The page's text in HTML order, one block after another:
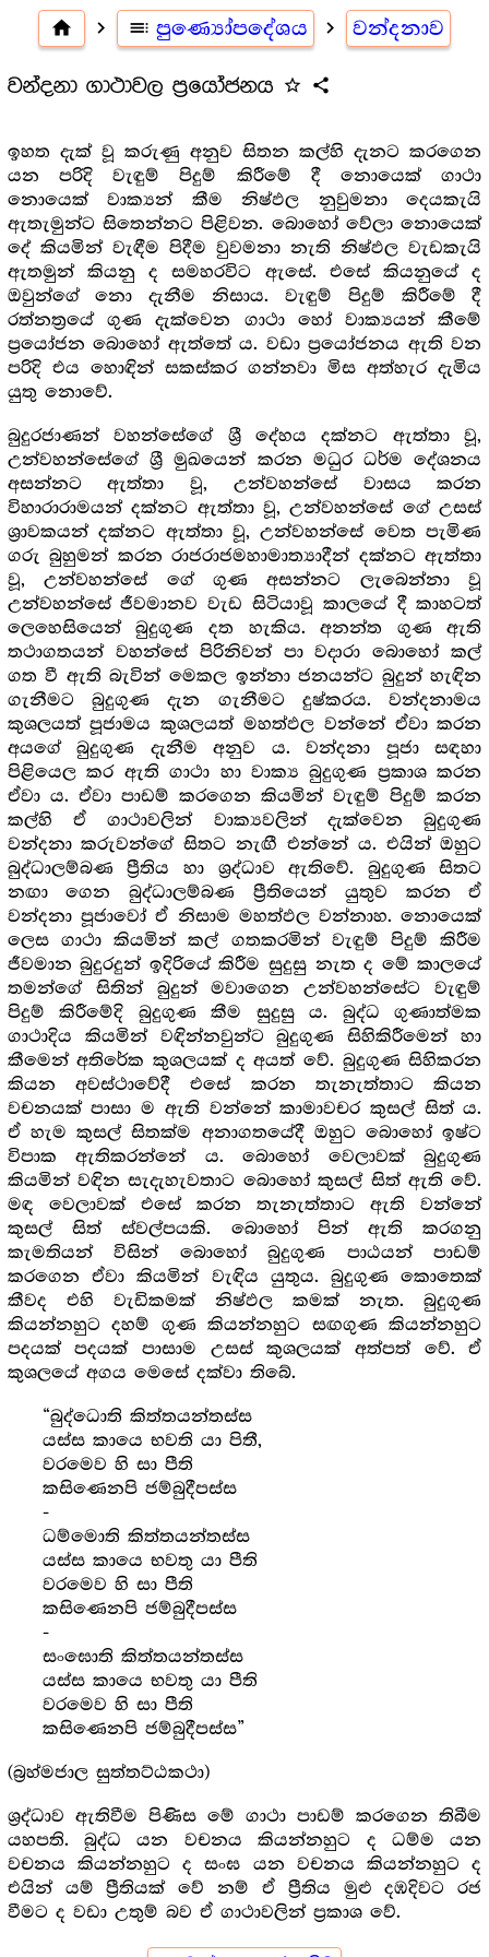
home navigate_next toc පුණ්‍යෝපදේශය navigate_next වන්දනාව
වන්දනා ගාථාවල ප්‍රයෝජනය star_outline share
ඉහත දැක් වූ කරුණු අනුව සිතන කල්හි දැනට කරගෙන
යන පරිදි වැඳුම් පිදුම් කිරීමේ දී නොයෙක් ගාථා
නොයෙක් වාක්‍යන් කීම නිෂ්ඵල නුවුමනා දෙයකැයි
ඇතැමුන්ට සිතෙන්නට පිළිවන. බොහෝ වේලා නොයෙක්
දේ කියමින් වැඳීම පිදීම වුවමනා නැති නිෂ්ඵල වැඩකැයි
ඇතමුන් කියනු ද සමහරවිට ඇසේ. එසේ කියනුයේ ද
ඔවුන්ගේ නො දැනීම නිසාය. වැඳුම් පිදුම් කිරීමේ දී
රත්නත්‍රයේ ගුණ දැක්වෙන ගාථා හෝ වාක්‍යයන් කීමේ
ප්‍රයෝජන බොහෝ ඇත්තේ ය. වඩා ප්‍රයෝජනය ඇති වන
පරිදි එය හොඳින් සකස්කර ගන්නවා මිස අත්හැර දැමිය
යුතු නොවේ.
බුදුරජාණන් වහන්සේගේ ශ්‍රී දේහය දක්නට ඇත්තා වූ,
උන්වහන්සේගේ ශ්‍රී මුඛයෙන් කරන මධුර ධර්ම දේශනය
අසන්නට ඇත්තා වූ, උන්වහන්සේ වාසය කරන
විහාරාරාමයන් දක්නට ඇත්තා වූ, උන්වහන්සේ ගේ උසස්
ශ්‍රාවකයන් දක්නට ඇත්තා වූ, උන්වහන්සේ වෙත පැමිණ
ගරු බුහුමන් කරන රාජරාජමහාමාත්‍යාදීන් දක්නට ඇත්තා
වූ, උන්වහන්සේ ගේ ගුණ අසන්නට ලැබෙන්නා වූ
උන්වහන්සේ ජීවමානව වැඩ සිටියාවූ කාලයේ දී කාහටත්
ලෙහෙසියෙන් බුදුගුණ දත හැකිය. අනන්ත ගුණ ඇති
තථාගතයන් වහන්සේ පිරිනිවන් පා වදාරා බොහෝ කල්
ගත වී ඇති බැවින් මෙකල ඉන්නා ජනයන්ට බුදුන් හැඳින
ගැනීමට බුදුගුණ දැන ගැනීමට දුෂ්කරය. වන්දනාමය
කුශලයත් පූජාමය කුශලයත් මහත්ඵල වන්නේ ඒවා කරන
අයගේ බුදුගුණ දැනීම අනුව ය. වන්දනා පූජා සඳහා
පිළියෙල කර ඇති ගාථා හා වාක්‍ය බුදුගුණ ප්‍රකාශ කරන
ඒවා ය. ඒවා පාඩම් කරගෙන කියමින් වැඳුම් පිදුම් කරන
කල්හි ඒ ගාථාවලින් වාක්‍යවලින් දැක්වෙන බුදුගුණ
වන්දනා කරුවන්ගේ සිතට නැඟී එන්නේ ය. එයින් ඔහුට
බුද්ධාලම්බණ ප්‍රීතිය හා ශ්‍රද්ධාව ඇතිවේ. බුදුගුණ සිතට
නඟා ගෙන බුද්ධාලම්බණ ප්‍රීතියෙන් යුතුව කරන ඒ
වන්දනා පූජාවෝ ඒ නිසාම මහත්ඵල වන්නාහ. නොයෙක්
ලෙස ගාථා කියමින් කල් ගතකරමින් වැඳුම් පිදුම් කිරීම
ජීවමාන බුදුරදුන් ඉදිරියේ කිරීම සුදුසු නැත ද මේ කාලයේ
තමන්ගේ සිතින් බුදුන් මවාගෙන උන්වහන්සේට වැඳුම්
පිදුම් කිරීමේදි බුදුගුණ කීම සුදුසු ය. බුද්ධ ගුණාත්මක
ගාථාදිය කියමින් වඳින්නවුන්ට බුදුගුණ සිහිකිරීමෙන් හා
කීමෙන් අතිරේක කුශලයක් ද අයත් වේ. බුදුගුණ සිහිකරන
කියන අවස්ථාවේදී එසේ කරන තැනැත්තාට කියන
වචනයක් පාසා ම ඇති වන්නේ කාමාවචර කුසල් සිත් ය.
ඒ හැම කුසල් සිතක්ම අනාගතයේදී ඔහුට බොහෝ ඉෂ්ට
විපාක ඇතිකරන්නේ ය. බොහෝ වෙලාවක් බුදුගුණ
කියමින් වඳින සැදැහැවතාට බොහෝ කුසල් සිත් ඇති වේ.
මඳ වෙලාවක් එසේ කරන තැනැත්තාට ඇති වන්නේ
කුසල් සිත් ස්වල්පයකි. බොහෝ පින් ඇති කරගනු
කැමතියන් විසින් බොහෝ බුදුගුණ පාඨයන් පාඩම්
කරගෙන ඒවා කියමින් වැඳිය යුතුය. බුදුගුණ කොතෙක්
කීවද එහි වැඩිකමක් නිෂ්ඵල කමක් නැත. බුදුගුණ
කියන්නහුට දහම් ගුණ කියන්නහුට සඟගුණ කියන්නහුට
පදයක් පදයක් පාසාම උසස් කුශලයක් අත්පත් වේ. ඒ
කුශලයේ අගය මෙසේ දක්වා තිබේ.
“බුද්ධොති කිත්තයන්තස්ස
යස්ස කායෙ භවති යා පිතී,
වරමෙව හි සා පීති
කසිණෙනපි ජම්බුදීපස්ස
-
ධම්මොති කිත්තයන්තස්ස
යස්ස කායෙ භවතු යා පීති
වරමෙව හි සා පීති
කසිණෙනපි ජම්බුදීපස්ස
-
සංඝොති කිත්තයන්තස්ස
යස්ස කායෙ භවතු යා පීති
වරමෙව හි සා පීති
කසිණෙනපි ජම්බුදීපස්ස”
(බ්‍රහ්මජාල සුත්තට්ඨකථා)
ශ්‍රද්ධාව ඇතිවීම පිණිස මේ ගාථා පාඩම් කරගෙන තිබීම
යහපති. බුද්ධ යන වචනය කියන්නහුට ද ධම්ම යන
වචනය කියන්නහුට ද සංඝ යන වචනය කියන්නහුට ද
එයින් යම් ප්‍රීතියක් වේ නම් ඒ ප්‍රීතිය මුළු දඹදිවට රජ
වීමට ද වඩා උතුම් බව ඒ ගාථාවලින් ප්‍රකාශ වේ.